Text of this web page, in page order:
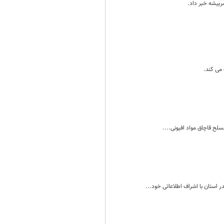
می کند.
قاچاق مواد افیونی....
با اشراف اطلاعاتی خود...